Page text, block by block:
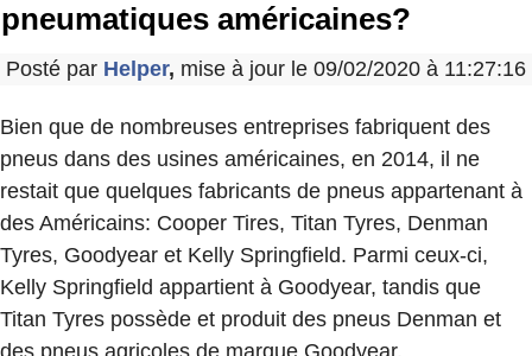
pneumatiques américaines?
Posté par Helper, mise à jour le 09/02/2020 à 11:27:16
Bien que de nombreuses entreprises fabriquent des
pneus dans des usines américaines, en 2014, il ne
restait que quelques fabricants de pneus appartenant à
des Américains: Cooper Tires, Titan Tyres, Denman
Tyres, Goodyear et Kelly Springfield. Parmi ceux-ci,
Kelly Springfield appartient à Goodyear, tandis que
Titan Tyres possède et produit des pneus Denman et
des pneus agricoles de marque Goodyear.